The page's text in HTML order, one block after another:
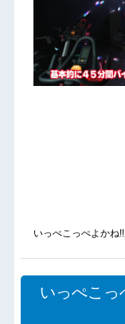
いっぺこっぺよかね!!
いっぺこっ